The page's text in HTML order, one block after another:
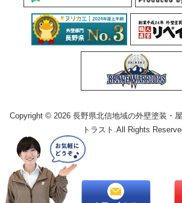
Copyright © 2026 長野県北信地域の外壁塗装・
トラスト.All Rights